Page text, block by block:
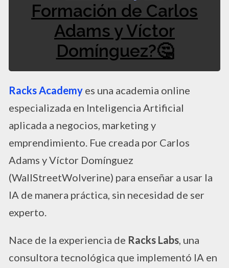
Formación de Carlos
Adams y Víctor
Domínguez?🤔
Racks Academy es una academia online
especializada en Inteligencia Artificial
aplicada a negocios, marketing y
emprendimiento. Fue creada por Carlos
Adams y Víctor Domínguez
(WallStreetWolverine) para enseñar a usar la
IA de manera práctica, sin necesidad de ser
experto.
Nace de la experiencia de Racks Labs, una
consultora tecnológica que implementó IA en